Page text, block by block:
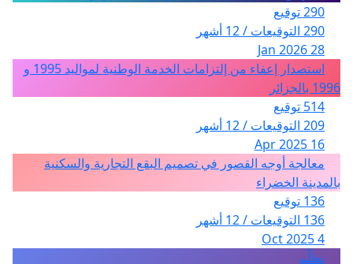
290 توقيع
290 التوقيعات / 12 أشهر
28 Jan 2026
استصدار إعفاء من إلتزامات الخدمة الوطنية لمواليد 1995 و
1996 بالجزائر
514 توقيع
209 التوقيعات / 12 أشهر
16 Apr 2025
معالجة أوجه القصور في تصميم البقع التجارية والسكنية
بالمدينة الخضراء
136 توقيع
136 التوقيعات / 12 أشهر
4 Oct 2025
تظلّم